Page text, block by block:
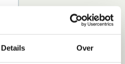
Details Over